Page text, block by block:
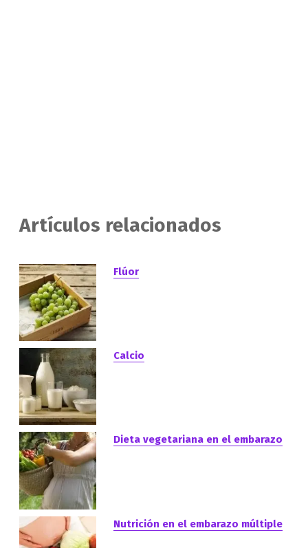
Artículos relacionados
Flúor
Calcio
Dieta vegetariana en el embarazo
Nutrición en el embarazo múltiple